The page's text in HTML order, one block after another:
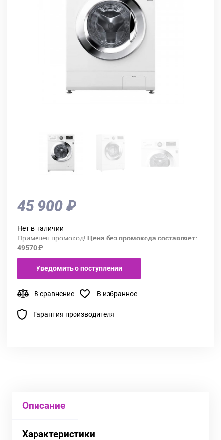
45 900 ₽
Нет в наличии
Применен промокод! Цена без промокода составляет:
49570 ₽
Уведомить о поступлении
В сравнение В избранное
Гарантия производителя
Описание
Характеристики